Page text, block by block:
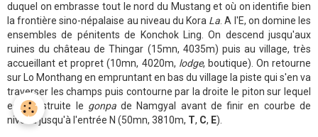
duquel on embrasse tout le nord du Mustang et où on identifie bien
la frontière sino-népalaise au niveau du Kora La . A l'E, on domine les
ensembles de pénitents de Konchok Ling. On descend jusqu'aux
ruines du château de Thingar (15mn, 4035m) puis au village, très
accueillant et propret (10mn, 4020m, lodge, boutique). On retourne
sur Lo Monthang en empruntant en bas du village la piste qui s'en va
traverser les champs puis contourne par la droite le piton sur lequel
est construite le gonpade Namgyal avant de finir en courbe de
niveau jusqu'à l'entrée N (50mn, 3810m, T, C, E).